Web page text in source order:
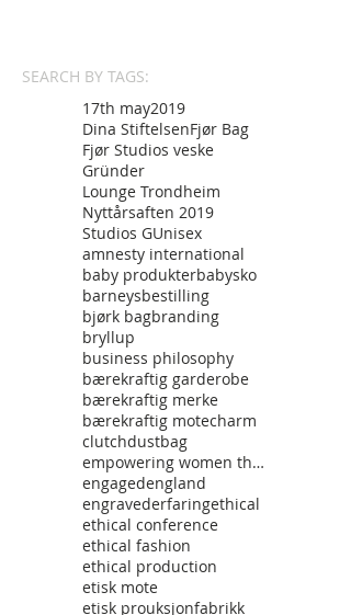
SEARCH BY TAGS:
17th may2019
Dina StiftelsenFjør Bag
Fjør Studios veske
Gründer
Lounge Trondheim
Nyttårsaften 2019
Studios GUnisex
amnesty international
baby produkterbabysko
barneysbestilling
bjørk bagbranding
bryllup
business philosophy
bærekraftig garderobe
bærekraftig merke
bærekraftig motecharm
clutchdustbag
empowering women through fashon
engagedengland
engravederfaringethical
ethical conference
ethical fashion
ethical production
etisk mote
etisk prouksjonfabrikk